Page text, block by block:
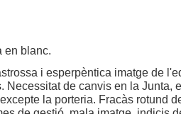
en blanc.
i esperpèntica imatge de
Necessitat de canvis en la Junta,
la porteria. Fracàs rotund